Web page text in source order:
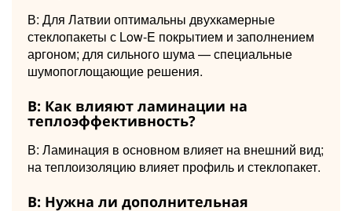
В: Для Латвии оптимальны двухкамерные
стеклопакеты с Low-E покрытием и заполнением
аргоном; для сильного шума — специальные
шумопоглощающие решения.
В: Как влияют ламинации на
теплоэффективность?
В: Ламинация в основном влияет на внешний вид;
на теплоизоляцию влияет профиль и стеклопакет.
В: Нужна ли дополнительная